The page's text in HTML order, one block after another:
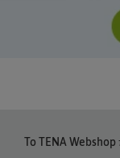
To TENA Webshop